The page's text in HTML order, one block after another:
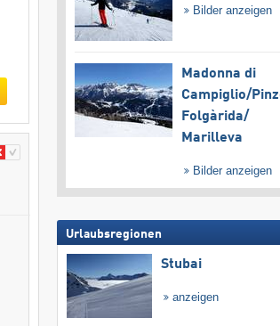
Bilder anzeigen
Madonna di
Campiglio/​
Folgàrida/​
Marilleva
Bilder anzeigen
Urlaubsregionen
Stubai
anzeigen